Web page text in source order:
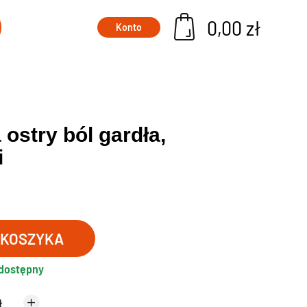
Konto 0,00 zł
Szampony i suplementy na wypadanie włosów
Tabletki na włosy, skórę i paznokcie
Probiotyki na odchudzanie
Spalacze tłuszczu
ból gardła,